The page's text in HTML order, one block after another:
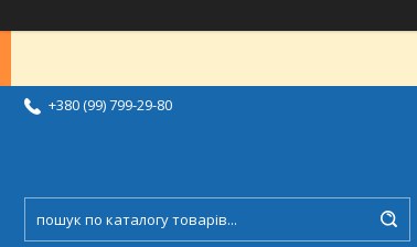
+380 (99) 799-29-80